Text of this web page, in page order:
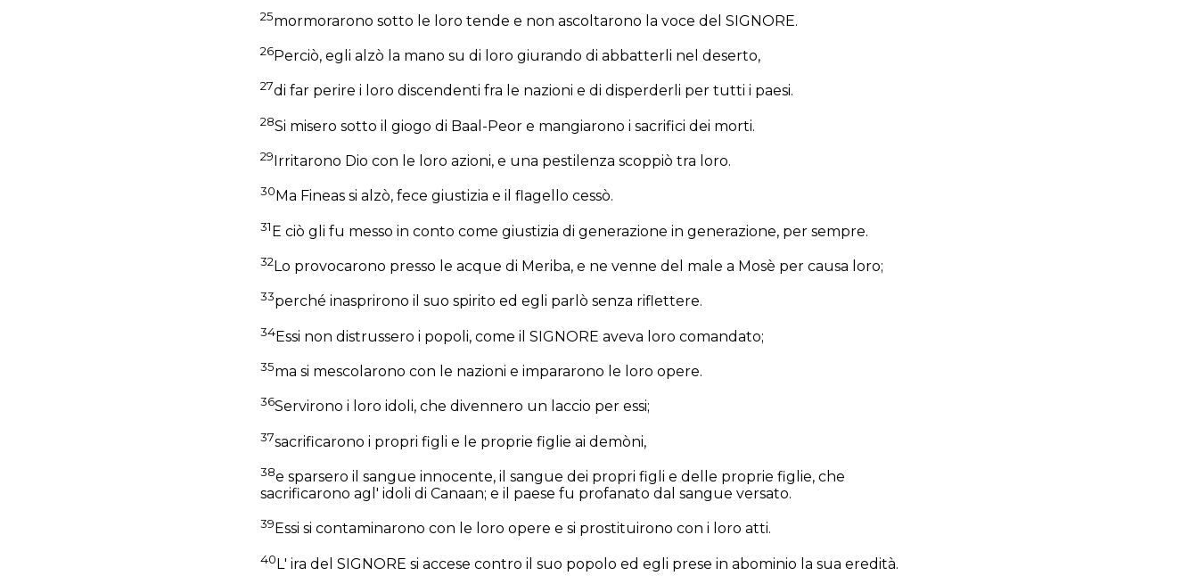
25mormorarono sotto le loro tende e non ascoltarono la voce del SIGNORE.
26Perciò, egli alzò la mano su di loro giurando di abbatterli nel deserto,
27di far perire i loro discendenti fra le nazioni e di disperderli per tutti i paesi.
28Si misero sotto il giogo di Baal-Peor e mangiarono i sacrifici dei morti.
29 Irritarono Dio con le loro azioni, e una pestilenza scoppiò tra loro.
30 Ma Fineas si alzò, fece giustizia e il flagello cessò.
31E ciò gli fu messo in conto come giustizia di generazione in generazione, per sempre.
32 Lo provocarono presso le acque di Meriba, e ne venne del male a Mosè per causa loro;
33perché inasprirono il suo spirito ed egli parlò senza riflettere.
34Essi non distrussero i popoli, come il SIGNORE aveva loro comandato;
35ma si mescolarono con le nazioni e impararono le loro opere.
36Servirono i loro idoli, che divennero un laccio per essi;
37sacrificarono i propri figli e le proprie figlie ai demòni,
38e sparsero il sangue innocente, il sangue dei propri figli e delle proprie figlie, che
sacrificarono agl' idoli di Canaan; e il paese fu profanato dal sangue versato.
39 Essi si contaminarono con le loro opere e si prostituirono con i loro atti.
40L' ira del SIGNORE si accese contro il suo popolo ed egli prese in abominio la sua eredità.